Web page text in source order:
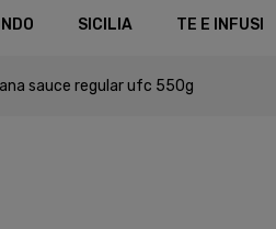
SICILIA TE E INFUSI
sauce regular ufc 550g